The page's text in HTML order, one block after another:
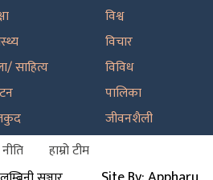
साहित्य
विश्व
विचार
विविध
पालिका
जीवनशैली
हाम्रो टीम